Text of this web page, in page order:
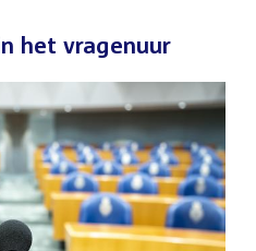
het vragenuur